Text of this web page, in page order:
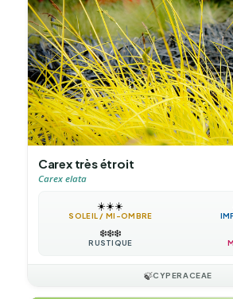
Carex très étroit
Carex elata
☀️☀️☀️
SOLEIL / MI-OMBRE
❄️❄️❄️
RUSTIQUE
🍃CYPERACEAE